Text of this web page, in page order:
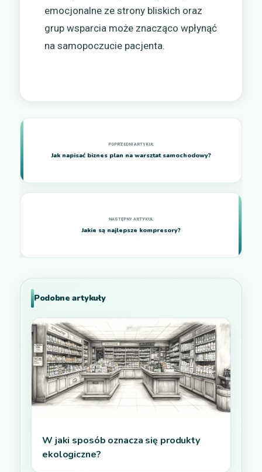
emocjonalne ze strony bliskich oraz
grup wsparcia może znacząco wpłynąć
na samopoczucie pacjenta.
Jak napisać biznes plan na warsztat samochodowy?
Jakie są najlepsze kompresory?
Podobne artykuły
W jaki sposób oznacza się produkty
ekologiczne?